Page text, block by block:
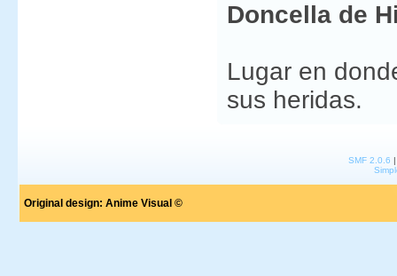
Doncella de
Lugar en
sus heridas.
SMF 2.0.6
Original design: Anime Visual ©